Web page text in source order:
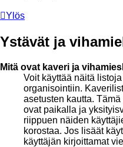
Ylös
Ystävät ja
Mitä ovat kaveri ja
Voit käyttää näitä
organisointiin.
asetusten kautta.
ovat paikalla ja
riippuen näiden
korostaa. Jos lisäät
käyttäjän kirjoittamat